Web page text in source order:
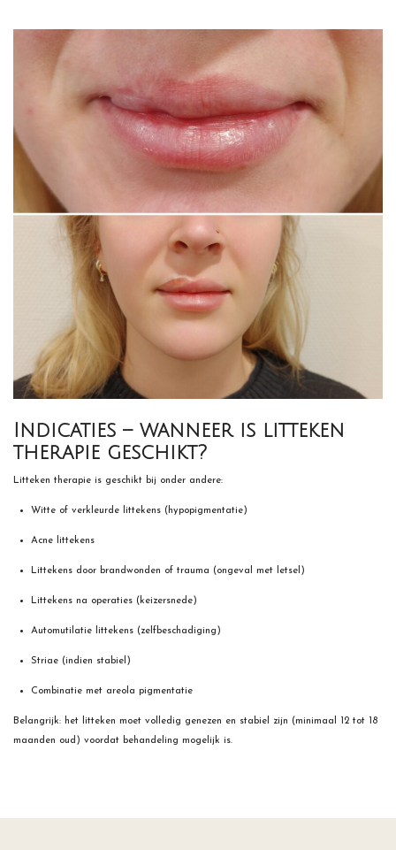
Indicaties – wanneer is litteken
therapie geschikt?
Litteken therapie is geschikt bij onder andere:
Witte of verkleurde littekens (hypopigmentatie)
Acne littekens
Littekens door brandwonden of trauma (ongeval met letsel)
Littekens na operaties (keizersnede)
Automutilatie littekens (zelfbeschadiging)
Striae (indien stabiel)
Combinatie met areola pigmentatie
Belangrijk: het litteken moet volledig genezen en stabiel zijn (minimaal 12 tot 18
maanden oud) voordat behandeling mogelijk is.